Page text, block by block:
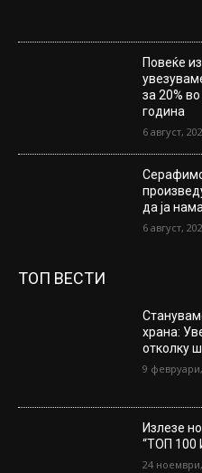
Повеќе
за 20%
година
6 август,
да ја
6 август,
ТОП ВЕСТИ
храна:
отколку
9
Излезе
“ТОП 100
24